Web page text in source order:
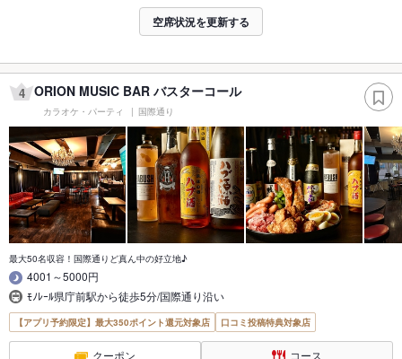
空席状況を更新する
4 ORION MUSIC BAR バスターコール
カラオケ・パーティ 国際通り
最大50名収容！国際通りど真ん中の好立地♪
4001～5000円
ﾓﾉﾚｰﾙ県庁前駅から徒歩5分/国際通り沿い
【アプリ予約限定】最大350ポイント還元対象店 口コミ投稿特典対象店
クーポン コース